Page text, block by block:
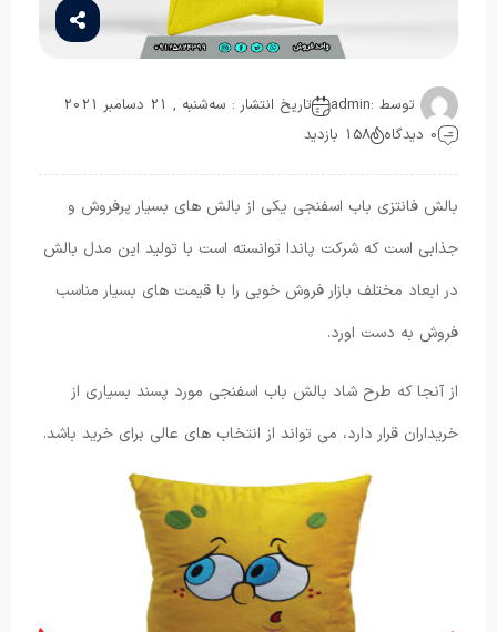
توسط :admin
تاریخ انتشار : سه‌شنبه , 21 دسامبر 2021
0 دیدگاه
158 بازدید
بالش فانتزی باب اسفنجی یکی از بالش های بسیار پرفروش و
جذابی است که شرکت پاندا توانسته است با تولید این مدل بالش
در ابعاد مختلف بازار فروش خوبی را با قیمت های بسیار مناسب
فروش به دست اورد.
از آنجا که طرح شاد بالش باب اسفنجی مورد پسند بسیاری از
خریداران قرار دارد، می تواند از انتخاب های عالی برای خرید باشد.